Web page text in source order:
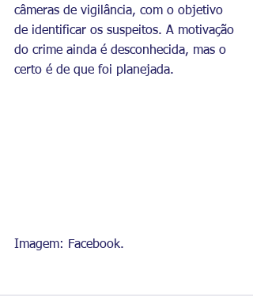
câmeras de vigilância, com o objetivo
de identificar os suspeitos. A motivação
do crime ainda é desconhecida, mas o
certo é de que foi planejada.
Imagem: Facebook.